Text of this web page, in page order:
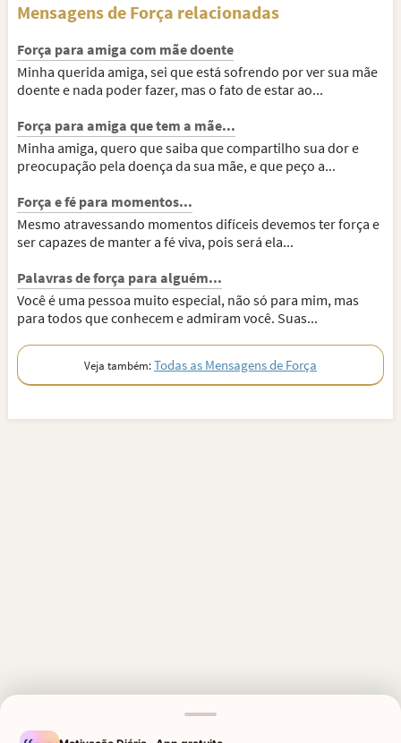
Mensagens de Força relacionadas
Força para amiga com mãe doente
Minha querida amiga, sei que está sofrendo por ver sua mãe
doente e nada poder fazer, mas o fato de estar ao...
Força para amiga que tem a mãe...
Minha amiga, quero que saiba que compartilho sua dor e
preocupação pela doença da sua mãe, e que peço a...
Força e fé para momentos...
Mesmo atravessando momentos difíceis devemos ter força e
ser capazes de manter a fé viva, pois será ela...
Palavras de força para alguém...
Você é uma pessoa muito especial, não só para mim, mas
para todos que conhecem e admiram você. Suas...
Veja também:Todas as Mensagens de Força
MENSAGENS RELACIONADAS